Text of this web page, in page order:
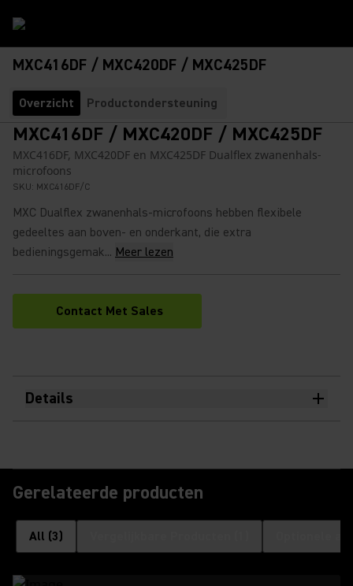
MXC416DF / MXC420DF / MXC425DF
Overzicht Productondersteuning
MXC416DF / MXC420DF / MXC425DF
MXC416DF, MXC420DF en MXC425DF Dualflex zwanenhals-
microfoons
SKU: MXC416DF/C
MXC Dualflex zwanenhals-microfoons hebben flexibele
gedeeltes aan boven- en onderkant, die extra
bedieningsgemak... Meer lezen
Contact Met Sales
Details
Gerelateerde producten
All (3)